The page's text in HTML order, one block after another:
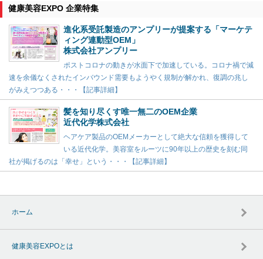
健康美容EXPO 企業特集
進化系受託製造のアンプリーが提案する「マーケテ
ィング連動型OEM」
株式会社アンプリー
ポストコロナの動きが水面下で加速している。コロナ禍で減
速を余儀なくされたインバウンド需要もようやく規制が解かれ、復調の兆し
がみえつつある・・・【記事詳細】
髪を知り尽くす唯一無二のOEM企業
近代化学株式会社
ヘアケア製品のOEMメーカーとして絶大な信頼を獲得して
いる近代化学。美容室をルーツに90年以上の歴史を刻む同
社が掲げるのは「幸せ」という・・・【記事詳細】
ホーム
健康美容EXPOとは